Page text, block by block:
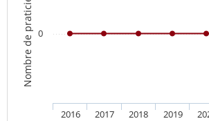
Nombre de praticien(s)
2016 2017 2018 2019
0